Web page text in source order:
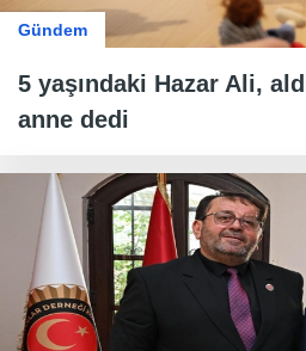
Gündem
5 yaşındaki Hazar Ali,
anne dedi